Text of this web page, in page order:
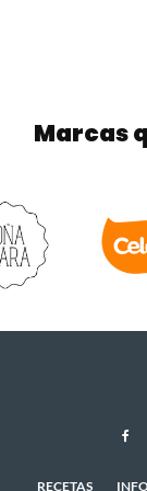
Marcas
RECETAS